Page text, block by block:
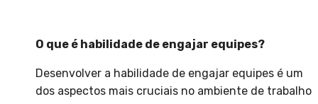
O que é habilidade de engajar equipes?
Desenvolver a habilidade de engajar equipes é um
dos aspectos mais cruciais no ambiente de trabalho